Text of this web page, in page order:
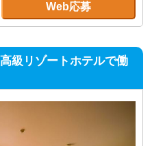
Web応募
級リゾートホテルで働